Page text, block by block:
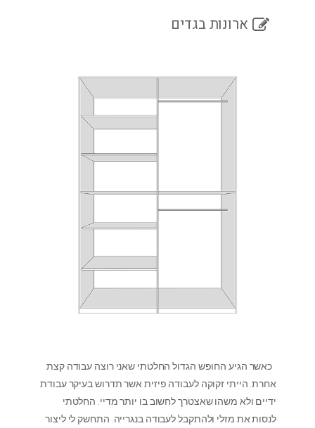
ארונות בגדים
כאשר הגיע החופש הגדול החלטתי שאני רוצה עבודה קצת
אחרת. הייתי זקוקה לעבודה פיזית אשר תדרוש בעיקר עבודת
ידיים ולא משהו שאצטרך לחשוב בו יותר מדיי. החלטתי
לנסות את מזלי ולהתקבל לעבודה בנגרייה. התחשק לי ליצור